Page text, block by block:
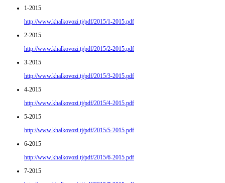
1-2015
http://www.khalkovozi.tj/pdf/2015/1-2015.pdf
2-2015
http://www.khalkovozi.tj/pdf/2015/2-2015.pdf
3-2015
http://www.khalkovozi.tj/pdf/2015/3-2015.pdf
4-2015
http://www.khalkovozi.tj/pdf/2015/4-2015.pdf
5-2015
http://www.khalkovozi.tj/pdf/2015/5-2015.pdf
6-2015
http://www.khalkovozi.tj/pdf/2015/6-2015.pdf
7-2015